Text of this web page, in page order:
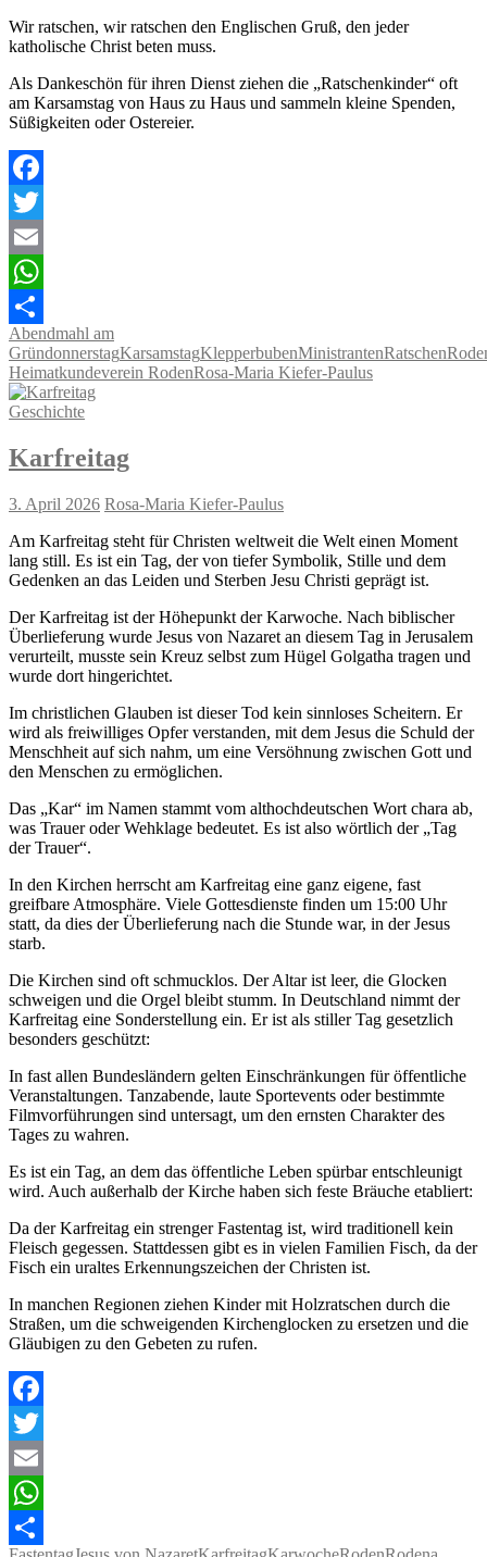
Wir ratschen, wir ratschen den Englischen Gruß, den jeder
katholische Christ beten muss.
Als Dankeschön für ihren Dienst ziehen die „Ratschenkinder“ oft
am Karsamstag von Haus zu Haus und sammeln kleine Spenden,
Süßigkeiten oder Ostereier.
Facebook
Twitter
Email
WhatsApp
Teilen
Abendmahl am
GründonnerstagKarsamstagKlepperbubenMinistrantenRatschen
Heimatkundeverein RodenRosa-Maria Kiefer-Paulus
Geschichte
Karfreitag
3. April 2026 Rosa-Maria Kiefer-Paulus
Am Karfreitag steht für Christen weltweit die Welt einen Moment
lang still. Es ist ein Tag, der von tiefer Symbolik, Stille und dem
Gedenken an das Leiden und Sterben Jesu Christi geprägt ist.
Der Karfreitag ist der Höhepunkt der Karwoche. Nach biblischer
Überlieferung wurde Jesus von Nazaret an diesem Tag in Jerusalem
verurteilt, musste sein Kreuz selbst zum Hügel Golgatha tragen und
wurde dort hingerichtet.
Im christlichen Glauben ist dieser Tod kein sinnloses Scheitern. Er
wird als freiwilliges Opfer verstanden, mit dem Jesus die Schuld der
Menschheit auf sich nahm, um eine Versöhnung zwischen Gott und
den Menschen zu ermöglichen.
Das „Kar“ im Namen stammt vom althochdeutschen Wort chara ab,
was Trauer oder Wehklage bedeutet. Es ist also wörtlich der „Tag
der Trauer“.
In den Kirchen herrscht am Karfreitag eine ganz eigene, fast
greifbare Atmosphäre. Viele Gottesdienste finden um 15:00 Uhr
statt, da dies der Überlieferung nach die Stunde war, in der Jesus
starb.
Die Kirchen sind oft schmucklos. Der Altar ist leer, die Glocken
schweigen und die Orgel bleibt stumm. In Deutschland nimmt der
Karfreitag eine Sonderstellung ein. Er ist als stiller Tag gesetzlich
besonders geschützt:
In fast allen Bundesländern gelten Einschränkungen für öffentliche
Veranstaltungen. Tanzabende, laute Sportevents oder bestimmte
Filmvorführungen sind untersagt, um den ernsten Charakter des
Tages zu wahren.
Es ist ein Tag, an dem das öffentliche Leben spürbar entschleunigt
wird. Auch außerhalb der Kirche haben sich feste Bräuche etabliert:
Da der Karfreitag ein strenger Fastentag ist, wird traditionell kein
Fleisch gegessen. Stattdessen gibt es in vielen Familien Fisch, da der
Fisch ein uraltes Erkennungszeichen der Christen ist.
In manchen Regionen ziehen Kinder mit Holzratschen durch die
Straßen, um die schweigenden Kirchenglocken zu ersetzen und die
Gläubigen zu den Gebeten zu rufen.
Facebook
Twitter
Email
WhatsApp